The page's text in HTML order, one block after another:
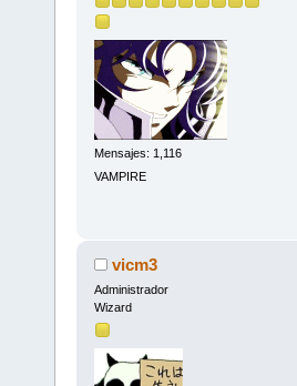
Mensajes: 1,116
VAMPIRE
vicm3
Administrador
Wizard